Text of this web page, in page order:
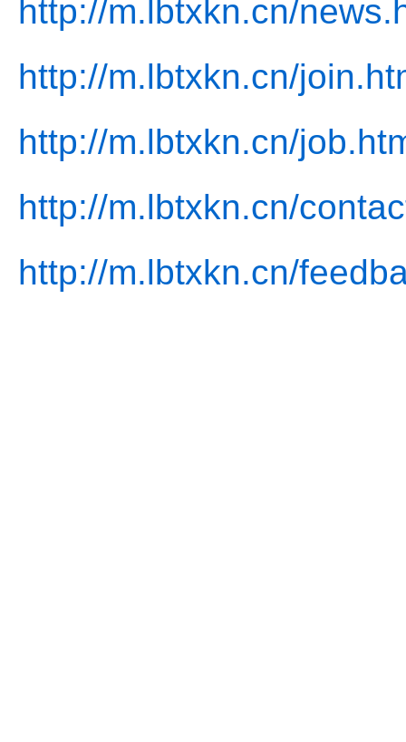
http://m.lbtxkn.cn/
http://m.lbtxkn.cn/
http://m.lbtxkn.cn/
http://m.lbtxkn.cn/
http://m.lbtxkn.cn/